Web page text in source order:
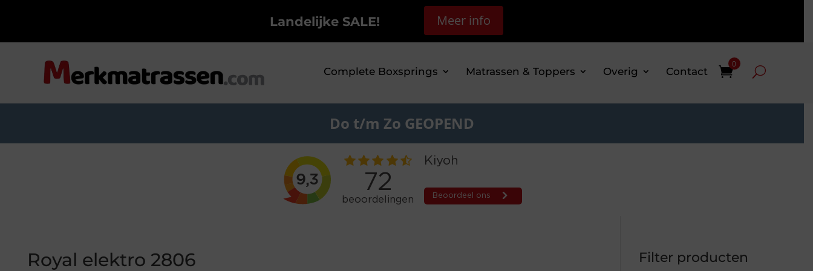
Landelijke SALE! Meer info
Complete Boxsprings Matrassen & Toppers Overig Contact
0
Do t/m Zo GEOPEND
Royal elektro 2806 Filter producten